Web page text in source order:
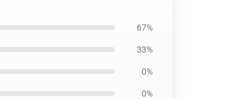
67%
33%
0%
0%